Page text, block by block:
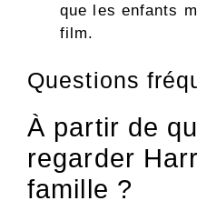
que les enfants
film.
Questions
À partir de
regarder
famille ?